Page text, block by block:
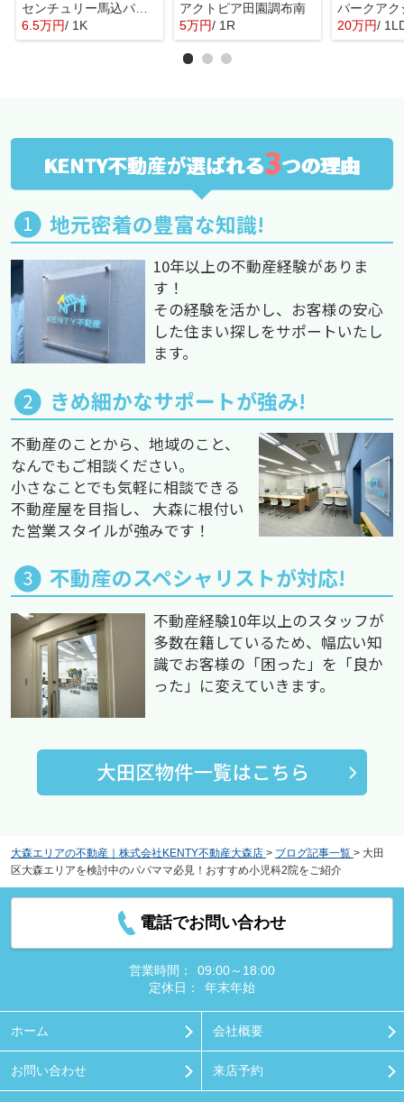
センチュリー馬込パートⅢ
6.5万円/ 1K
アクトピア田園調布南
5万円/ 1R 20万円/
KENTY不動産が選ばれる3つの理由
地元密着の豊富な知識!
10年以上の不動産経験がありま
す！
その経験を活かし、お客様の安心
した住まい探しをサポートいたし
ます。
きめ細かなサポートが強み!
不動産のことから、地域のこと、
なんでもご相談ください。
小さなことでも気軽に相談できる
不動産屋を目指し、 大森に根付い
た営業スタイルが強みです！
不動産のスペシャリストが対応!
不動産経験10年以上のスタッフが
多数在籍しているため、幅広い知
識でお客様の「困った」を「良か
った」に変えていきます。
大森エリアの不動産｜株式会社KENTY不動産大森店 > ブログ記事一覧 > 大田
区大森エリアを検討中のパパママ必見！おすすめ小児科2院をご紹介
電話でお問い合わせ
営業時間：
09:00～18:00
定休日：
年末年始
ホーム 会社概要
お問い合わせ 来店予約